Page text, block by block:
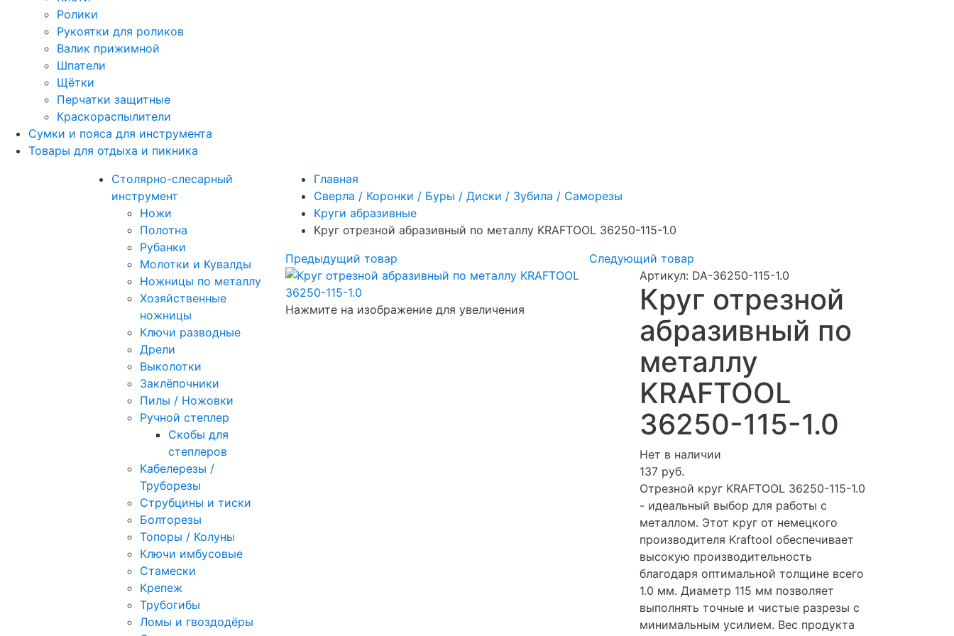
Ролики
Рукоятки для роликов
Валик прижимной
Шпатели
Щётки
Перчатки защитные
Краскораспылители
Сумки и пояса для инструмента
Товары для отдыха и пикника
Столярно-слесарный
инструмент
Ножи
Полотна
Рубанки
Молотки и Кувалды
Ножницы по металлу
Хозяйственные
ножницы
Ключи разводные
Дрели
Выколотки
Заклёпочники
Пилы / Ножовки
Ручной степлер
Скобы для
степлеров
Кабелерезы /
Труборезы
Струбцины и тиски
Болторезы
Топоры / Колуны
Ключи имбусовые
Стамески
Крепеж
Трубогибы
Ломы и гвоздодёры
Главная
Сверла / Коронки / Буры / Диски / Зубила / Саморезы
Круги абразивные
Круг отрезной абразивный по металлу KRAFTOOL 36250-115-1.0
Предыдущий товар
Следующий товар
Нажмите на изображение для увеличения
Артикул: DA-36250-115-1.0
Круг отрезной
абразивный по
металлу
KRAFTOOL
36250-115-1.0
Нет в наличии
137 руб.
Отрезной круг KRAFTOOL 36250-115-1.0
- идеальный выбор для работы с
металлом. Этот круг от немецкого
производителя Kraftool обеспечивает
высокую производительность
благодаря оптимальной толщине всего
1.0 мм. Диаметр 115 мм позволяет
выполнять точные и чистые разрезы с
минимальным усилием. Вес продукта